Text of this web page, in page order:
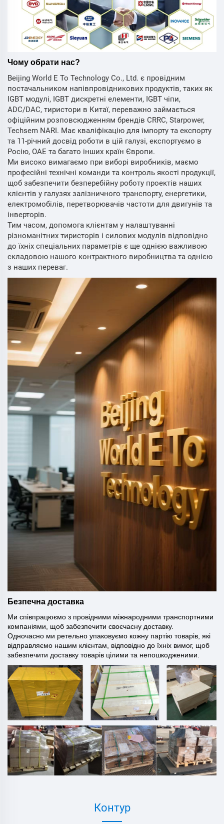
Чому обрати нас?
Beijing World E To Technology Co., Ltd. є провідним
постачальником напівпровідникових продуктів, таких як
IGBT модулі, IGBT дискретні елементи, IGBT чіпи,
ADC/DAC, тиристори в Китаї, переважно займається
офіційним розповсюдженням брендів CRRC, Starpower,
Techsem NARI. Має кваліфікацію для імпорту та експорту
та 11-річний досвід роботи в цій галузі, експортуємо в
Росію, ОАЕ та багато інших країн Європи.
Ми високо вимагаємо при виборі виробників, маємо
професійні технічні команди та контроль якості продукції,
щоб забезпечити безперебійну роботу проектів наших
клієнтів у галузях залізничного транспорту, енергетики,
електромобілів, перетворювачів частоти для двигунів та
інверторів.
Тим часом, допомога клієнтам у налаштуванні
різноманітних тиристорів і силових модулів відповідно
до їхніх спеціальних параметрів є ще однією важливою
складовою нашого контрактного виробництва та однією
з наших переваг.
Безпечна доставка
Ми співпрацюємо з провідними міжнародними транспортними
компаніями, щоб забезпечити своєчасну доставку.
Одночасно ми ретельно упаковуємо кожну партію товарів, які
відправляємо нашим клієнтам, відповідно до їхніх вимог, щоб
забезпечити доставку товарів цілими та непошкодженими.
Контур